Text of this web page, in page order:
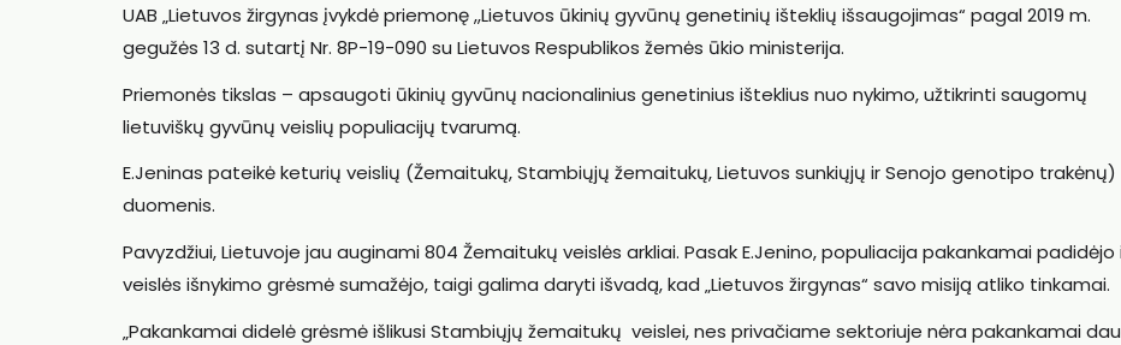
UAB „Lietuvos žirgynas įvykdė priemonę ,,Lietuvos ūkinių gyvūnų genetinių išteklių išsaugojimas“ pagal 2019 m.
gegužės 13 d. sutartį Nr. 8P-19-090 su Lietuvos Respublikos žemės ūkio ministerija.
Priemonės tikslas – apsaugoti ūkinių gyvūnų nacionalinius genetinius išteklius nuo nykimo, užtikrinti saugomų
lietuviškų gyvūnų veislių populiacijų tvarumą.
E.Jeninas pateikė keturių veislių (Žemaitukų, Stambiųjų žemaitukų, Lietuvos sunkiųjų ir Senojo genotipo trakėnų)
duomenis.
Pavyzdžiui, Lietuvoje jau auginami 804 Žemaitukų veislės arkliai. Pasak E.Jenino, populiacija pakankamai padidėjo
veislės išnykimo grėsmė sumažėjo, taigi galima daryti išvadą, kad „Lietuvos žirgynas“ savo misiją atliko tinkamai.
„Pakankamai didelė grėsmė išlikusi Stambiųjų žemaitukų veislei, nes privačiame sektoriuje nėra pakankamai